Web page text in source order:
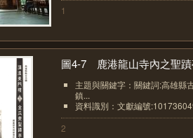
1
圖4-7 鹿港龍山寺內之聖
主題與關鍵字：關鍵詞:高雄縣
鎮...
資料識別：文獻編號
2